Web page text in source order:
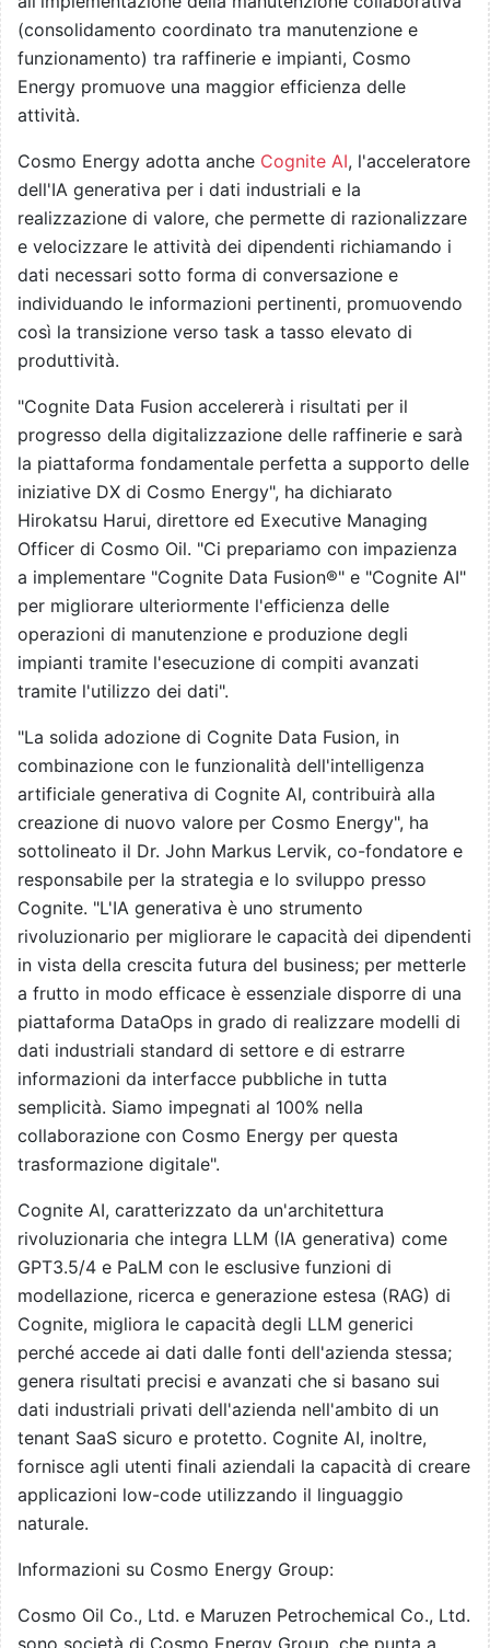
(consolidamento coordinato tra manutenzione e
funzionamento) tra raffinerie e impianti, Cosmo
Energy promuove una maggior efficienza delle
attività.
Cosmo Energy adotta anche Cognite AI, l'acceleratore
dell'IA generativa per i dati industriali e la
realizzazione di valore, che permette di razionalizzare
e velocizzare le attività dei dipendenti richiamando i
dati necessari sotto forma di conversazione e
individuando le informazioni pertinenti, promuovendo
così la transizione verso task a tasso elevato di
produttività.
"Cognite Data Fusion accelererà i risultati per il
progresso della digitalizzazione delle raffinerie e sarà
la piattaforma fondamentale perfetta a supporto delle
iniziative DX di Cosmo Energy", ha dichiarato
Hirokatsu Harui, direttore ed Executive Managing
Officer di Cosmo Oil. "Ci prepariamo con impazienza
a implementare "Cognite Data Fusion®️" e "Cognite AI"
per migliorare ulteriormente l'efficienza delle
operazioni di manutenzione e produzione degli
impianti tramite l'esecuzione di compiti avanzati
tramite l'utilizzo dei dati".
"La solida adozione di Cognite Data Fusion, in
combinazione con le funzionalità dell'intelligenza
artificiale generativa di Cognite AI, contribuirà alla
creazione di nuovo valore per Cosmo Energy", ha
sottolineato il Dr. John Markus Lervik, co-fondatore e
responsabile per la strategia e lo sviluppo presso
Cognite. "L'IA generativa è uno strumento
rivoluzionario per migliorare le capacità dei dipendenti
in vista della crescita futura del business; per metterle
a frutto in modo efficace è essenziale disporre di una
piattaforma DataOps in grado di realizzare modelli di
dati industriali standard di settore e di estrarre
informazioni da interfacce pubbliche in tutta
semplicità. Siamo impegnati al 100% nella
collaborazione con Cosmo Energy per questa
trasformazione digitale".
Cognite AI, caratterizzato da un'architettura
rivoluzionaria che integra LLM (IA generativa) come
GPT3.5/4 e PaLM con le esclusive funzioni di
modellazione, ricerca e generazione estesa (RAG) di
Cognite, migliora le capacità degli LLM generici
perché accede ai dati dalle fonti dell'azienda stessa;
genera risultati precisi e avanzati che si basano sui
dati industriali privati dell'azienda nell'ambito di un
tenant SaaS sicuro e protetto. Cognite AI, inoltre,
fornisce agli utenti finali aziendali la capacità di creare
applicazioni low-code utilizzando il linguaggio
naturale.
Informazioni su Cosmo Energy Group:
Cosmo Oil Co., Ltd. e Maruzen Petrochemical Co., Ltd.